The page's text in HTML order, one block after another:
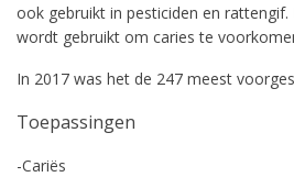
ook gebruikt in pesticiden en
wordt gebruikt om caries te
In 2017 was het de 247 meest
Toepassingen
-Cariës